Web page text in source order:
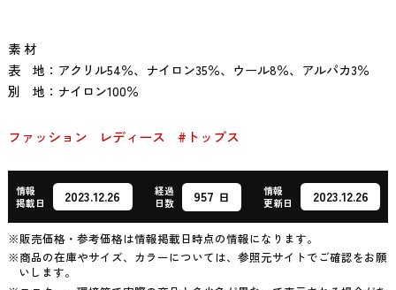
素 材
表 地：アクリル54％、ナイロン35％、ウール8％、アルパカ3％
別 地：ナイロン100％
ファッション レディース #トップス
情報
掲載日
2023.12.26
経過
日数
957 日
情報
更新日
2023.12.26
※販売価格・参考価格は情報掲載日時点の情報になります。
※商品の在庫やサイズ、カラーについては、参照元サイトでご確認をお願
いします。